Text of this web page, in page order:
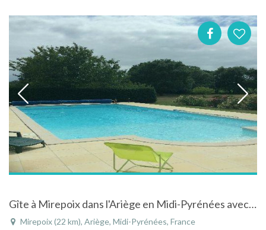
Gîte à Mirepoix dans l'Ariège en Midi-Pyrénées avec Piscine
Mirepoix (22 km), Ariège, Midi-Pyrénées, France